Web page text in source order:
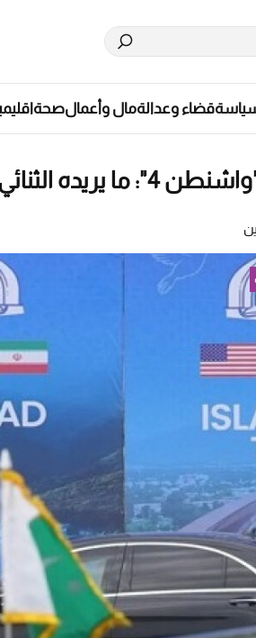
قضاء وعدالةمال وأعمالصحة
الثنائي من "إسلام آباد"!؟